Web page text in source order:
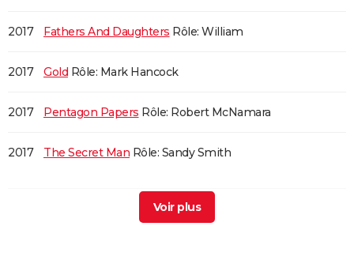
2017 Fathers And Daughters Rôle: William
2017 Gold Rôle: Mark Hancock
2017 Pentagon Papers Rôle: Robert McNamara
2017 The Secret Man Rôle: Sandy Smith